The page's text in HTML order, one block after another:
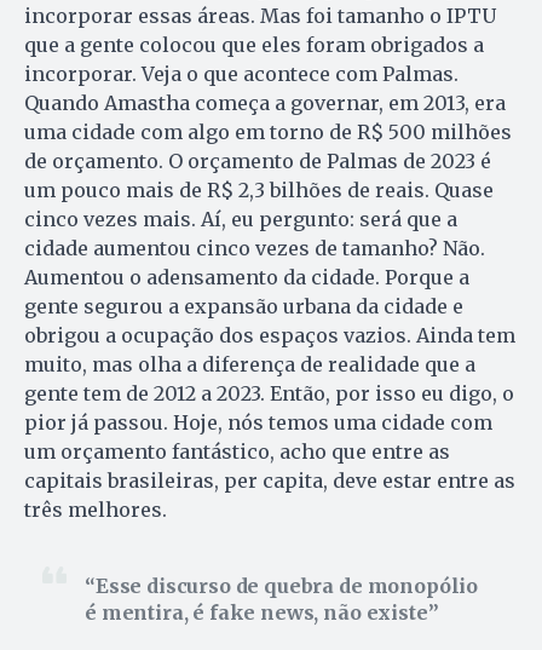
incorporar essas áreas. Mas foi tamanho o IPTU
que a gente colocou que eles foram obrigados a
incorporar. Veja o que acontece com Palmas.
Quando Amastha começa a governar, em 2013, era
uma cidade com algo em torno de R$ 500 milhões
de orçamento. O orçamento de Palmas de 2023 é
um pouco mais de R$ 2,3 bilhões de reais. Quase
cinco vezes mais. Aí, eu pergunto: será que a
cidade aumentou cinco vezes de tamanho? Não.
Aumentou o adensamento da cidade. Porque a
gente segurou a expansão urbana da cidade e
obrigou a ocupação dos espaços vazios. Ainda tem
muito, mas olha a diferença de realidade que a
gente tem de 2012 a 2023. Então, por isso eu digo, o
pior já passou. Hoje, nós temos uma cidade com
um orçamento fantástico, acho que entre as
capitais brasileiras, per capita, deve estar entre as
três melhores.
Esse discurso de quebra de monopólio
é mentira, é fake news, não existe